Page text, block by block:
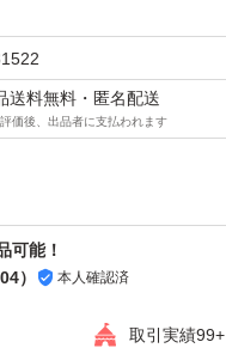
送料無料・匿名配送
価後、出品者に支払われます
可能！
） 本人確認済
取引実績99+